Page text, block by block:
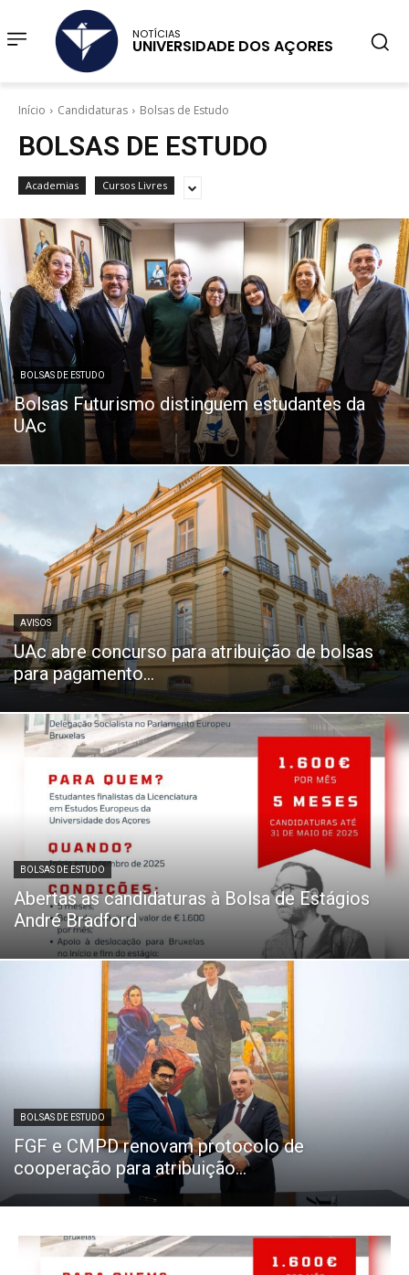
NOTÍCIAS
UNIVERSIDADE DOS AÇORES
Início Candidaturas Bolsas de Estudo
BOLSAS DE ESTUDO
Academias Cursos Livres
BOLSAS DE ESTUDO
Bolsas Futurismo distinguem estudantes da
UAc
AVISOS
UAc abre concurso para atribuição de bolsas
para pagamento...
BOLSAS DE ESTUDO
Abertas as candidaturas à Bolsa de Estágios
André Bradford
BOLSAS DE ESTUDO
FGF e CMPD renovam protocolo de
cooperação para atribuição...